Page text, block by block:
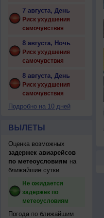
7 августа, День
Риск ухудшения
самочувствия
8 августа, Ночь
Риск ухудшения
самочувствия
8 августа, День
Риск ухудшения
самочувствия
Подробно на 10 дней
ВЫЛЕТЫ
Оценка возможных
задержек авиарейсов
по метеоусловиям на
ближайшие сутки
Не ожидается
задержек по
метеоусловиям
Погода по ближайшим